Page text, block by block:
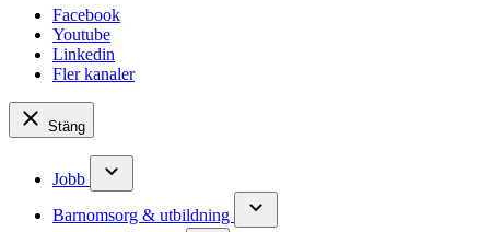
Facebook
Youtube
Linkedin
Fler kanaler
Stäng
Jobb
Barnomsorg & utbildning